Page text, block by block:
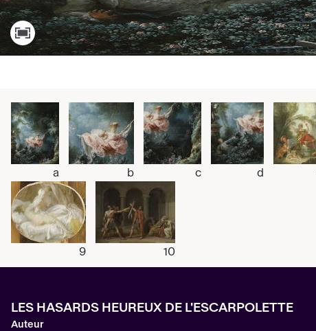
a b c d
9 10
LES HASARDS HEUREUX DE L'ESCARPOLETTE
Auteur